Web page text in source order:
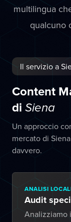
multilingua
qualcuno
Il servizio a
Content
di Siena
Un approccio
mercato di
davvero.
ANALISI
Audit
Analizziamo